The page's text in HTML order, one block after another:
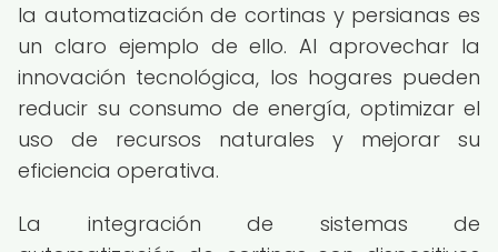
la automatización de cortinas y persianas es
un claro ejemplo de ello. Al aprovechar la
innovación tecnológica, los hogares pueden
reducir su consumo de energía, optimizar el
uso de recursos naturales y mejorar su
eficiencia operativa.
La integración de sistemas de